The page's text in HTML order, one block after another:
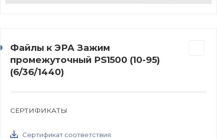
Файлы к ЭРА Зажим
промежуточный PS1500 (10-95)
(6/36/1440)
СЕРТИФИКАТЫ
Сертификат соответствия